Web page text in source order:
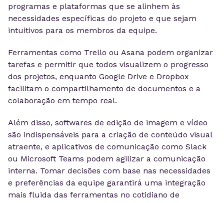
programas e plataformas que se alinhem às
necessidades específicas do projeto e que sejam
intuitivos para os membros da equipe.
Ferramentas como Trello ou Asana podem organizar
tarefas e permitir que todos visualizem o progresso
dos projetos, enquanto Google Drive e Dropbox
facilitam o compartilhamento de documentos e a
colaboração em tempo real.
Além disso, softwares de edição de imagem e vídeo
são indispensáveis para a criação de conteúdo visual
atraente, e aplicativos de comunicação como Slack
ou Microsoft Teams podem agilizar a comunicação
interna. Tomar decisões com base nas necessidades
e preferências da equipe garantirá uma integração
mais fluida das ferramentas no cotidiano de